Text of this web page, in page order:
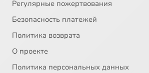
Регулярные пожертвования
Безопасность платежей
Политика возврата
О проекте
Политика персональных данных